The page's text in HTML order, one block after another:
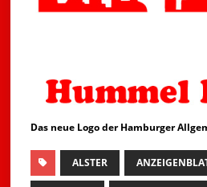
Das neue Logo der Hamburger
ALSTER